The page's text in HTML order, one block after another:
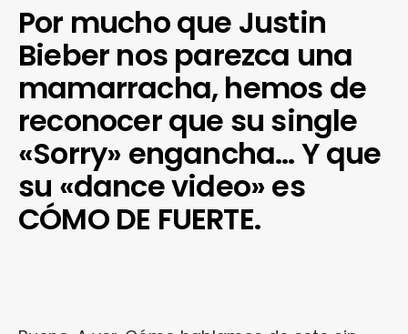
Por mucho que Justin
Bieber nos parezca una
mamarracha, hemos de
reconocer que su single
«Sorry» engancha… Y que
su «dance video» es
CÓMO DE FUERTE.